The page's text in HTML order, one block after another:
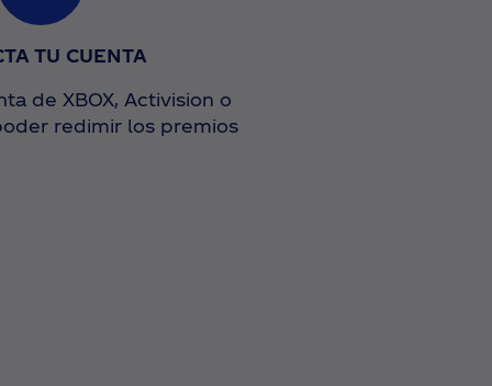
TU CUENTA
de XBOX, Activision o
redimir los premios